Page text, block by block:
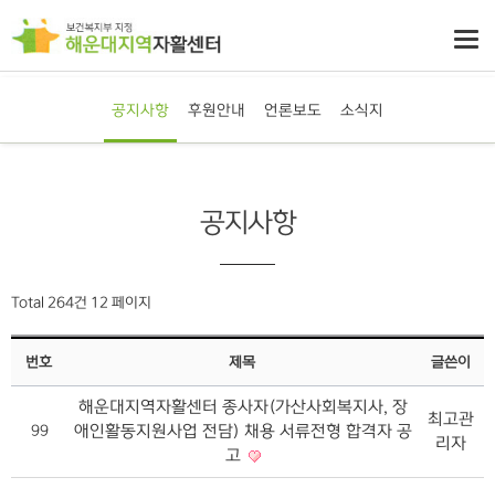
공지사항 후원안내 언론보도 소식지
공지사항
Total 264건 12 페이지
번호 제목 글쓴이
99
해운대지역자활센터 종사자(가산사회복지사, 장
애인활동지원사업 전담) 채용 서류전형 합격자 공
고
최고관
리자